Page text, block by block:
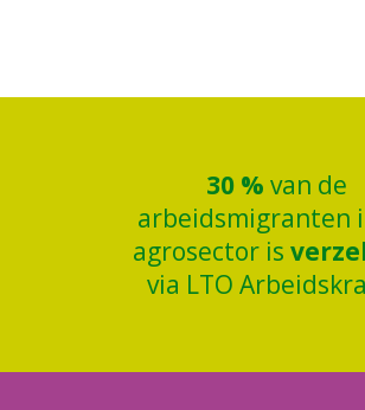
30 % van de
arbeidsmigranten
agrosector is
via LTO